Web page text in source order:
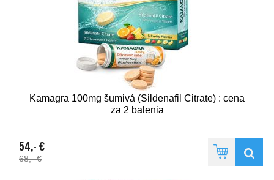
Kamagra 100mg šumivá (Sildenafil Citrate) : cena
za 2 balenia
54,- €
68,- €